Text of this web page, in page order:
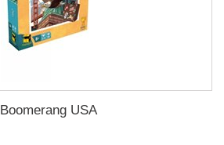
Boomerang USA